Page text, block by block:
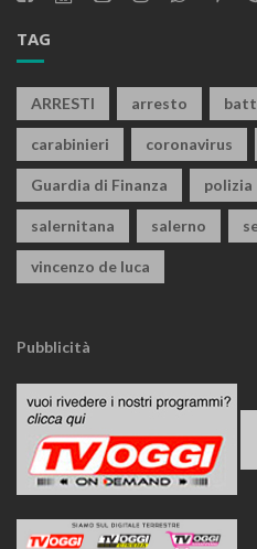
TAG
ARRESTI arresto
carabinieri coronavirus
Guardia di Finanza polizia
salernitana salerno
vincenzo de luca
Pubblicità